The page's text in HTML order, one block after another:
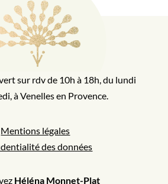
sur rdv de 10h à 18h, du lundi
à Venelles en Provence.
Mentions légales
des données
Héléna Monnet-Plat